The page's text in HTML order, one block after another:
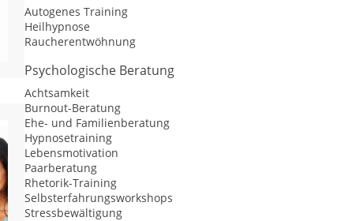
Autogenes Training
Heilhypnose
Raucherentwöhnung
Psychologische Beratung
Achtsamkeit
Burnout-Beratung
Ehe- und Familienberatung
Hypnosetraining
Lebensmotivation
Paarberatung
Rhetorik-Training
Selbsterfahrungsworkshops
Stressbewältigung